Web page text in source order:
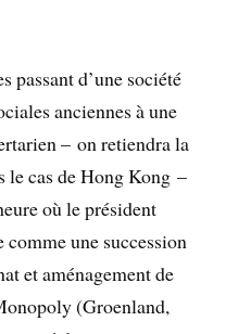
passant d’une société
anciennes à une
– on retiendra la
le cas de Hong Kong –
où le président
une succession
et aménagement de
(Groenland,